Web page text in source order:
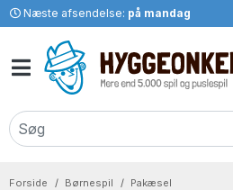
Næste afsendelse: på mandag
Forside Børnespil Pakæsel